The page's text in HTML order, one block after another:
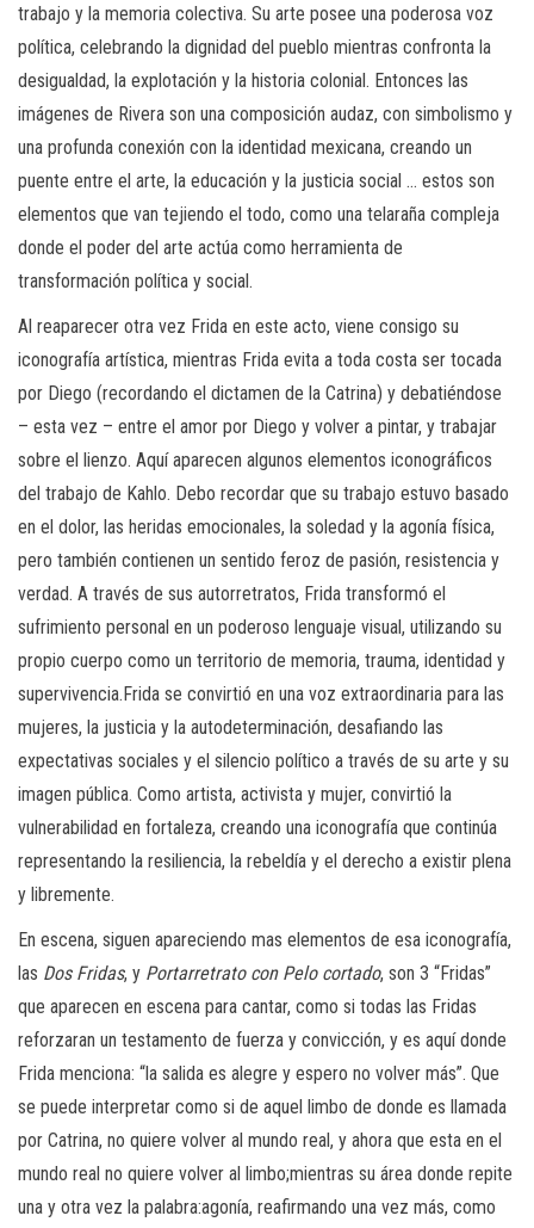
trabajo y la memoria colectiva. Su arte posee una poderosa voz
política, celebrando la dignidad del pueblo mientras confronta la
desigualdad, la explotación y la historia colonial. Entonces las
imágenes de Rivera son una composición audaz, con simbolismo y
una profunda conexión con la identidad mexicana, creando un
puente entre el arte, la educación y la justicia social … estos son
elementos que van tejiendo el todo, como una telaraña compleja
donde el poder del arte actúa como herramienta de
transformación política y social.
Al reaparecer otra vez Frida en este acto, viene consigo su
iconografía artística, mientras Frida evita a toda costa ser tocada
por Diego (recordando el dictamen de la Catrina) y debatiéndose
– esta vez – entre el amor por Diego y volver a pintar, y trabajar
sobre el lienzo. Aquí aparecen algunos elementos iconográficos
del trabajo de Kahlo. Debo recordar que su trabajo estuvo basado
en el dolor, las heridas emocionales, la soledad y la agonía física,
pero también contienen un sentido feroz de pasión, resistencia y
verdad. A través de sus autorretratos, Frida transformó el
sufrimiento personal en un poderoso lenguaje visual, utilizando su
propio cuerpo como un territorio de memoria, trauma, identidad y
supervivencia.Frida se convirtió en una voz extraordinaria para las
mujeres, la justicia y la autodeterminación, desafiando las
expectativas sociales y el silencio político a través de su arte y su
imagen pública. Como artista, activista y mujer, convirtió la
vulnerabilidad en fortaleza, creando una iconografía que continúa
representando la resiliencia, la rebeldía y el derecho a existir plena
y libremente.
En escena, siguen apareciendo mas elementos de esa iconografía,
las Dos Fridas, y Portarretrato con Pelo cortado, son 3 “Fridas”
que aparecen en escena para cantar, como si todas las Fridas
reforzaran un testamento de fuerza y convicción, y es aquí donde
Frida menciona: “la salida es alegre y espero no volver más”. Que
se puede interpretar como si de aquel limbo de donde es llamada
por Catrina, no quiere volver al mundo real, y ahora que esta en el
mundo real no quiere volver al limbo;mientras su área donde repite
una y otra vez la palabra:agonía, reafirmando una vez más, como